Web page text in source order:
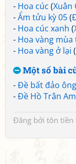
- Hoa cúc (Xuân
-Ẩm tửu kỳ 05(
- Hoa cúc xanh (
- Hoa vàng mùa
- Hoa vàng ở lại (
Một số bài
-Đề bất đảo ông
-Đề Hồ Trân
Đăng bởi tôn tiền